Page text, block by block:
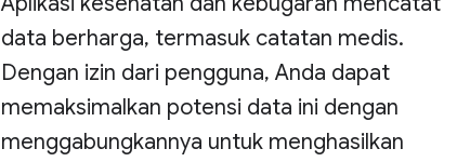
data berharga, termasuk catatan medis.
Dengan izin dari pengguna, Anda dapat
memaksimalkan potensi data ini dengan
menggabungkannya untuk menghasilkan